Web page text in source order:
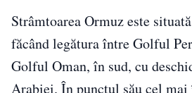
Strâmtoarea Ormuz este
făcând legătura între Golful
Golful Oman, în sud, cu
Arabiei. În punctul său cel